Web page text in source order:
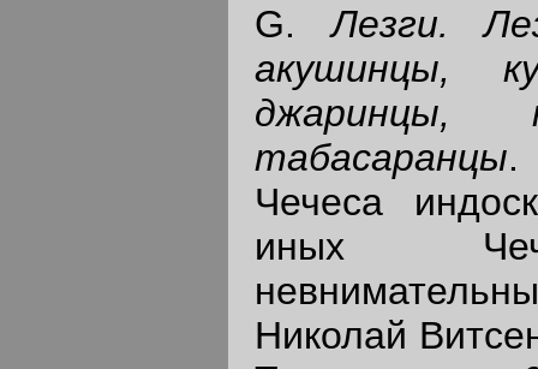
G.Лезги.
акушинцы,
джаринцы,
табасаранцы.
Чечеса
иных
Николай